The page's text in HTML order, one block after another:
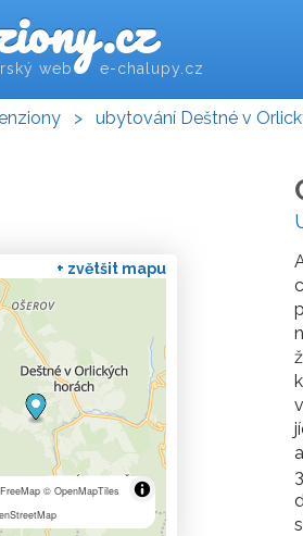
web e-chalupy.cz
> ubytování Deštné v
+ zvětšit mapu
© OpenMapTiles